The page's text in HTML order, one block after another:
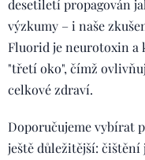
desetiletí propagován
výzkumy – i naše
Fluorid je neurotoxin a
"třetí oko", čímž
celkové zdraví.
Doporučujeme vybírat
ještě důležitější: čištění